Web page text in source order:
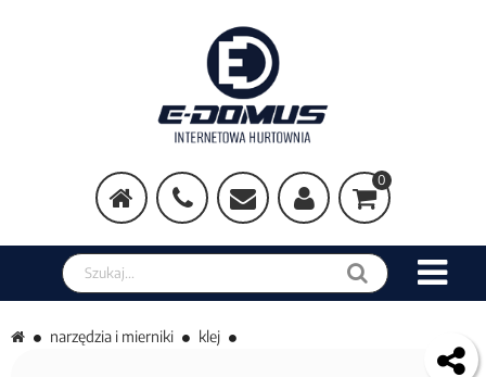
0
Szukaj w sklepie
narzędzia i mierniki klej